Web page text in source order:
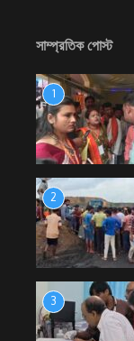
সাম্প্রতিক পোস্ট
1
2
3